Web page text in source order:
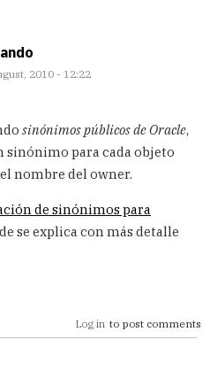
2010 - 12:22
sinónimos públicos de Oracle,
sinónimo para cada objeto
nombre del owner.
de sinónimos para
se explica con más detalle
Log in to post comments